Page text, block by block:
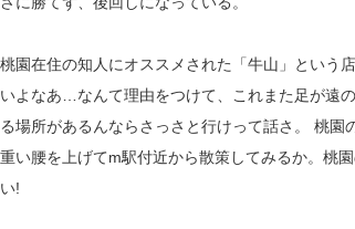
園在住の知人にオススメされた「牛山」という
よなあ…なんて理由をつけて、これまた足が遠
場所があるんならさっさと行けって話さ。 桃
い腰を上げてm駅付近から散策してみるか。桃
!